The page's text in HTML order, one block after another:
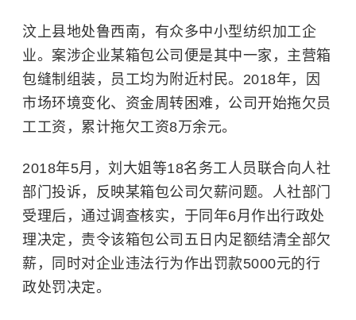
汶上县地处鲁西南，有众多中小型纺织加工企
业。案涉企业某箱包公司便是其中一家，主营箱
包缝制组装，员工均为附近村民。2018年，因
市场环境变化、资金周转困难，公司开始拖欠员
工工资，累计拖欠工资8万余元。
2018年5月，刘大姐等18名务工人员联合向人社
部门投诉，反映某箱包公司欠薪问题。人社部门
受理后，通过调查核实，于同年6月作出行政处
理决定，责令该箱包公司五日内足额结清全部欠
薪，同时对企业违法行为作出罚款5000元的行
政处罚决定。